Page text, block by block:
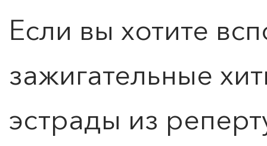
Если вы хотите
зажигательные
эстрады из